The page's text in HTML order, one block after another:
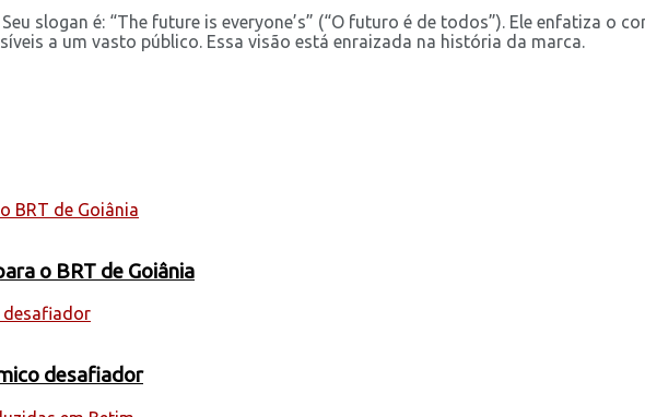
slogan é: “The future is everyone’s” (“O futuro é de todos”). Ele enfatiza o
a um vasto público. Essa visão está enraizada na história da marca.
o BRT de Goiânia
desafiador